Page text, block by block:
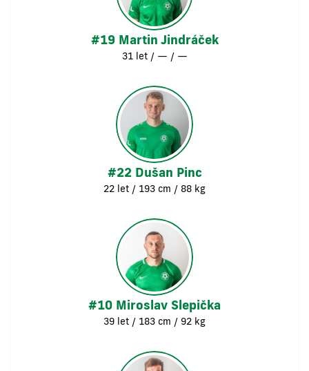
#19 Martin Jindráček
31 let / — / —
#22 Dušan Pinc
22 let / 193 cm / 88 kg
#10 Miroslav Slepička
39 let / 183 cm / 92 kg